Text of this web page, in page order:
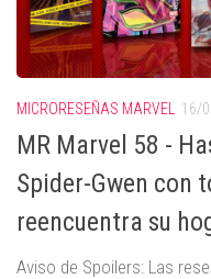
MICRORESEÑAS MARVEL 16/
MR Marvel 58 -
Spider-Gwen con
reencuentra su
Aviso de Spoilers: Las